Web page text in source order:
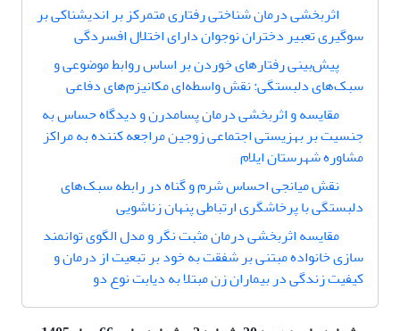
اثربخشی درمان شناختی رفتاری متمرکز بر اندیشناکی بر
سوگیری تعبیر دختران نوجوان دارای اختلال افسردگی
پیش‌بینی رفتارهای خوردن بر اساس روابط موضوعی و
سبک‌های دلبستگی: نقش ‌واسطه‌ای مکانیزم‌های دفاعی
مقایسه و اثربخشی درمان پسامدرن و دیدگاه حساس به
جنسیت بر بهزیستی اجتماعی زوجین مراجعه کننده به مراکز
مشاوره شهرستان ایلام
نقش میانجی احساس شرم و گناه در رابطه سبک‌های
دلبستگی با پرخاشگری ارتباطی پنهان زناشویی
مقایسه اثربخشی درمان مثبت نگر و مدل الگوی توانمند
سازی خانواده مبتنی بر شفقت به خود بر تبعیت از درمان و
کیفیت زندگی در بیماران زن مبتلا به دیابت نوع دو